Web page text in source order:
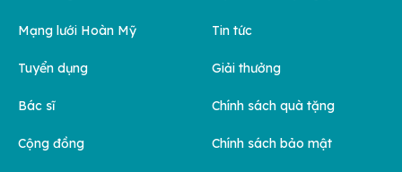
Mạng lưới Hoàn Mỹ
Tuyển dụng
Bác sĩ
Cộng đồng
Tin tức
Giải thưởng
Chính sách quà tặng
Chính sách bảo mật